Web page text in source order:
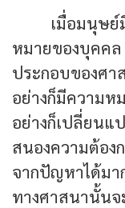
เมื่อมนุษ
หมายของบุค
ประกอบของศ
อย่างก็มีความ
อย่างก็เปลี่ยน
สนองความต้อ
จากปัญหาได้ม
ทางศาสนานั้น